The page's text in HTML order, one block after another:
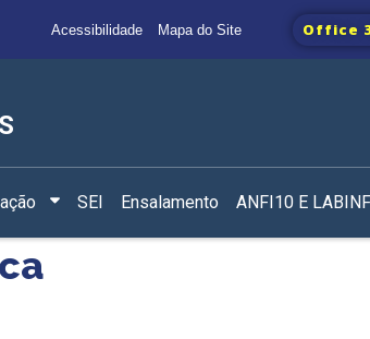
Acessibilidade Mapa do Site Office
SEI Ensalamento ANFI10 E